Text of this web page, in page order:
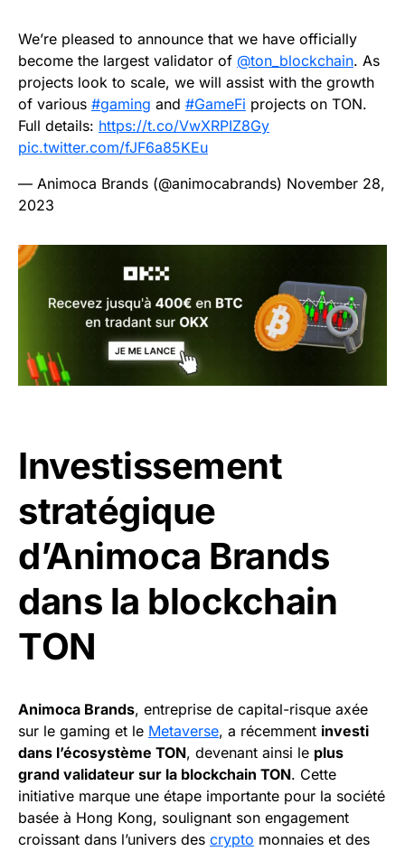
We’re pleased to announce that we have officially
become the largest validator of @ton_blockchain. As
projects look to scale, we will assist with the growth
of various #gaming and #GameFi projects on TON.
Full details: https://t.co/VwXRPIZ8Gy
pic.twitter.com/fJF6a85KEu
— Animoca Brands (@animocabrands) November 28,
2023
Investissement
stratégique
d’Animoca Brands
dans la blockchain
TON
Animoca Brands, entreprise de capital-risque axée
sur le gaming et le Metaverse, a récemment investi
dans l’écosystème TON, devenant ainsi le plus
grand validateur sur la blockchain TON. Cette
initiative marque une étape importante pour la société
basée à Hong Kong, soulignant son engagement
croissant dans l’univers des crypto monnaies et des